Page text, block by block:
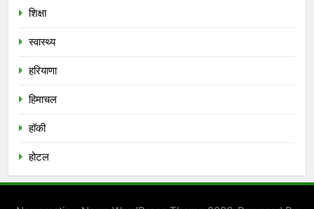
शिक्षा
स्वास्थ्य
हरियाणा
हिमाचल
हॉकी
होटल